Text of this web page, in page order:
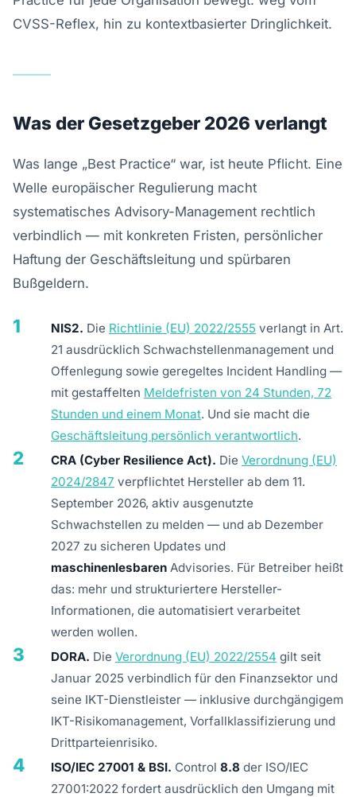
CVSS-Reflex, hin zu kontextbasierter Dringlichkeit.
Was der Gesetzgeber 2026 verlangt
Was lange „Best Practice“ war, ist heute Pflicht. Eine
Welle europäischer Regulierung macht
systematisches Advisory-Management rechtlich
verbindlich — mit konkreten Fristen, persönlicher
Haftung der Geschäftsleitung und spürbaren
Bußgeldern.
1 NIS2. Die Richtlinie (EU) 2022/2555 verlangt in Art.
21 ausdrücklich Schwachstellenmanagement und
Offenlegung sowie geregeltes Incident Handling —
mit gestaffelten Meldefristen von 24 Stunden, 72
Stunden und einem Monat. Und sie macht die
Geschäftsleitung persönlich verantwortlich.
2 CRA (Cyber Resilience Act). Die Verordnung (EU)
2024/2847 verpflichtet Hersteller ab dem 11.
September 2026, aktiv ausgenutzte
Schwachstellen zu melden — und ab Dezember
2027 zu sicheren Updates und
maschinenlesbaren Advisories. Für Betreiber heißt
das: mehr und strukturiertere Hersteller-
Informationen, die automatisiert verarbeitet
werden wollen.
3 DORA. Die Verordnung (EU) 2022/2554 gilt seit
Januar 2025 verbindlich für den Finanzsektor und
seine IKT-Dienstleister — inklusive durchgängigem
IKT-Risikomanagement, Vorfallklassifizierung und
Drittparteienrisiko.
4 ISO/IEC 27001 & BSI. Control 8.8 der ISO/IEC
27001:2022 fordert ausdrücklich den Umgang mit